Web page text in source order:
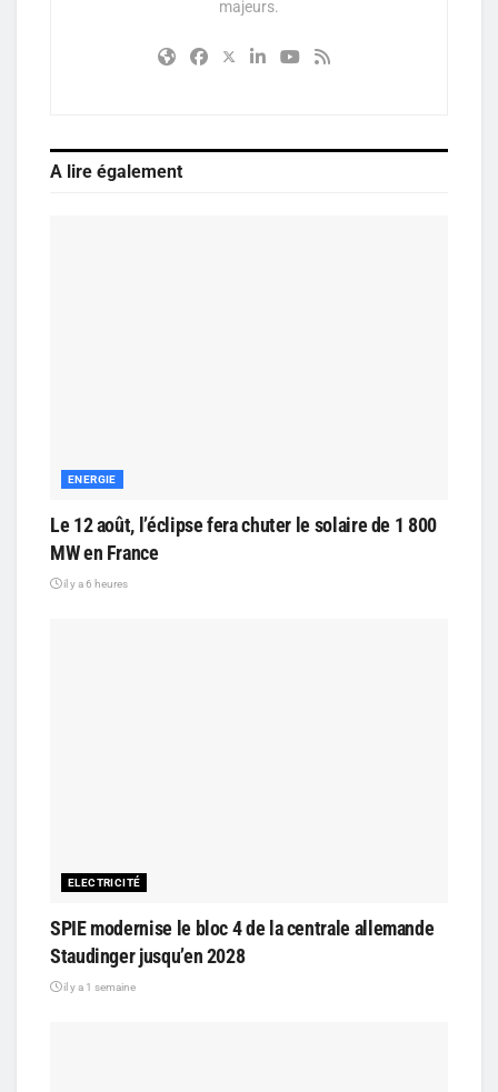
majeurs.
A lire également
ENERGIE
Le 12 août, l’éclipse fera chuter le solaire de 1 800
MW en France
il y a 6 heures
ELECTRICITÉ
SPIE modernise le bloc 4 de la centrale allemande
Staudinger jusqu’en 2028
il y a 1 semaine